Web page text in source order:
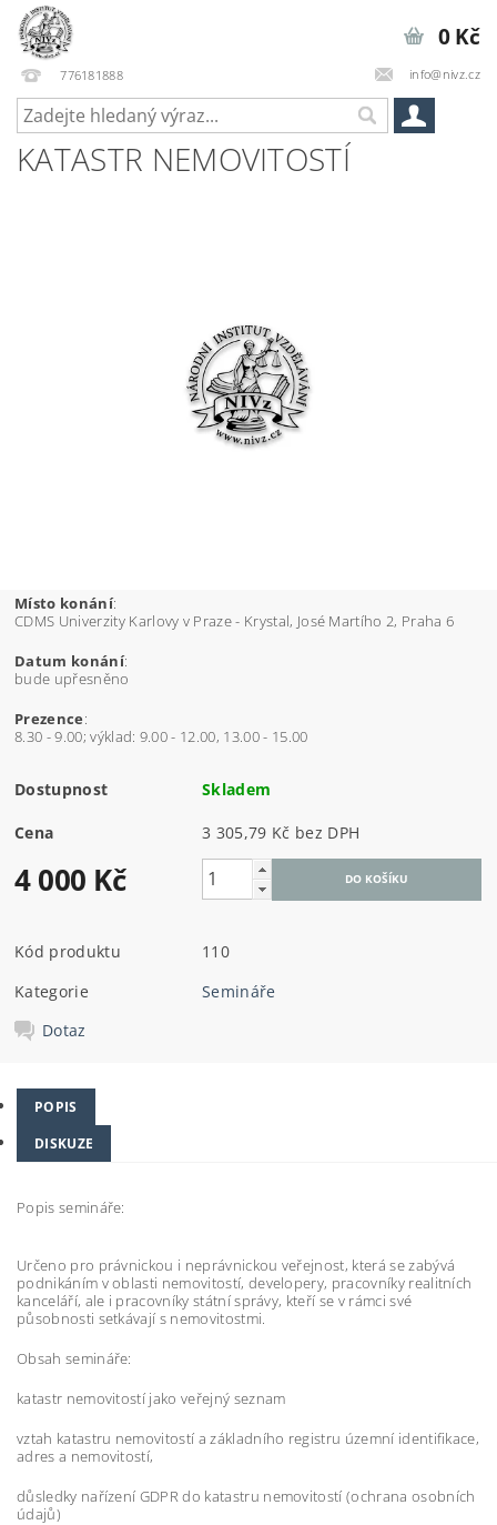
776181888 info@nivz.cz
0 Kč
KATASTR NEMOVITOSTÍ
Místo konání:
CDMS Univerzity Karlovy v Praze - Krystal, José Martího 2, Praha 6
Datum konání:
bude upřesněno
Prezence:
8.30 - 9.00; výklad: 9.00 - 12.00, 13.00 - 15.00
Dostupnost Skladem
Cena 3 305,79 Kč bez DPH
4 000 Kč
Kód produktu
110
Kategorie
Semináře
Dotaz
POPIS
DISKUZE
Popis semináře:
Určeno pro právnickou i neprávnickou veřejnost, která se zabývá
podnikáním v oblasti nemovitostí, developery, pracovníky realitních
kanceláří, ale i pracovníky státní správy, kteří se v rámci své
působnosti setkávají s nemovitostmi.
Obsah semináře:
katastr nemovitostí jako veřejný seznam
vztah katastru nemovitostí a základního registru územní identifikace,
adres a nemovitostí,
důsledky nařízení GDPR do katastru nemovitostí (ochrana osobních
údajů)